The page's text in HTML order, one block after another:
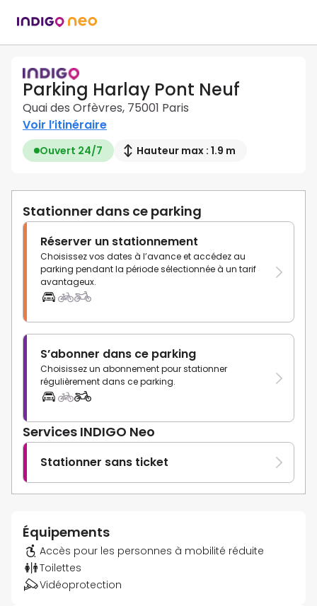
Parking Harlay Pont Neuf
Quai des Orfèvres, 75001 Paris
Voir l’itinéraire
Ouvert 24/7 Hauteur max : 1.9 m
Stationner dans ce parking
Réserver un stationnement
Choisissez vos dates à l’avance et accédez au
parking pendant la période sélectionnée à un tarif
avantageux.
S’abonner dans ce parking
Choisissez un abonnement pour stationner
régulièrement dans ce parking.
Services INDIGO Neo
Stationner sans ticket
Équipements
Accès pour les personnes à mobilité réduite
Toilettes
Vidéoprotection